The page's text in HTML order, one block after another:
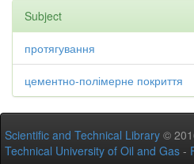
Subject
протягування
цементно-полімерне покриття
Scientific and Technical Library ©
Technical University of Oil and Gas -